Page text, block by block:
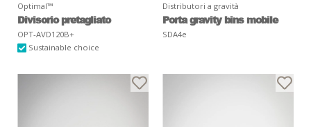
Optimal™
Divisorio pretagliato
OPT-AVD120B+
Sustainable choice
Distributori a gravità
Porta gravity bins mobile
SDA4e